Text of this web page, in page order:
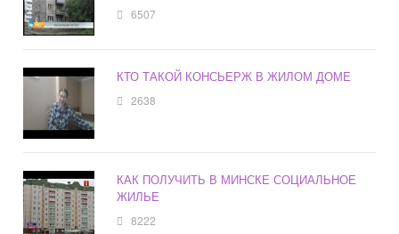
6507
КТО ТАКОЙ КОНСЬЕРЖ В ЖИЛОМ ДОМЕ
2638
КАК ПОЛУЧИТЬ В МИНСКЕ СОЦИАЛЬНОЕ
ЖИЛЬЕ
8222